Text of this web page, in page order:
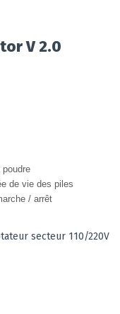
V 2.0
de vie des piles
/ arrêt
secteur 110/220V